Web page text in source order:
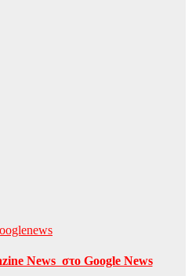
News στο Google News